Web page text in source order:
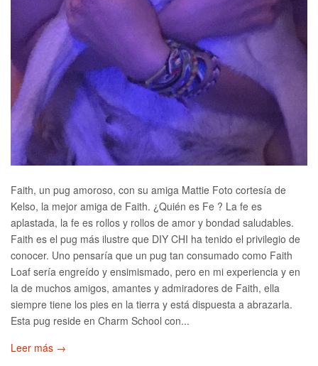
Faith, un pug amoroso, con su amiga Mattie Foto cortesía de
Kelso, la mejor amiga de Faith. ¿Quién es Fe ? La fe es
aplastada, la fe es rollos y rollos de amor y bondad saludables.
Faith es el pug más ilustre que DIY CHI ha tenido el privilegio de
conocer. Uno pensaría que un pug tan consumado como Faith
Loaf sería engreído y ensimismado, pero en mi experiencia y en
la de muchos amigos, amantes y admiradores de Faith, ella
siempre tiene los pies en la tierra y está dispuesta a abrazarla.
Esta pug reside en Charm School con...
Leer más →